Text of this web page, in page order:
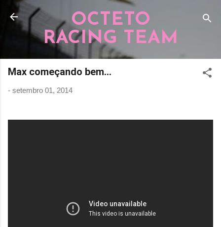
Pular para o conteúdo principal
OCTETO
RACING TEAM
Max começando bem...
- setembro 01, 2014